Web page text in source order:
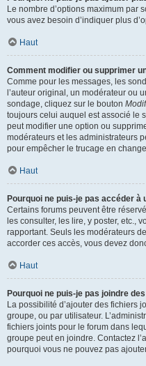
Le nombre d’options maximum par
vous avez besoin d’indiquer plus
Haut
Comment modifier ou supprimer
Comme pour les messages, les
l’auteur original, un modérateur ou
sondage, cliquez sur le bouton
toujours celui auquel est associé le
peut modifier une option ou
modérateurs et les administrateurs
pour empêcher le trucage en
Haut
Pourquoi ne puis-je pas accéder à
Certains forums peuvent être
les consulter, les lire, y poster, etc.,
rapportant. Seuls les modérateurs
accorder ces accès, vous devez
Haut
Pourquoi ne puis-je pas joindre
La possibilité d’ajouter des fichiers
groupe, ou par utilisateur.
fichiers joints pour le forum dans
groupe peut en joindre. Contactez
pourquoi vous ne pouvez pas